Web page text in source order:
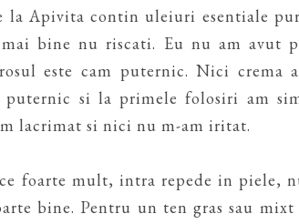
la Apivita contin uleiuri esentiale
mai bine nu riscati. Eu nu am avut
este cam puternic. Nici crema
puternic si la primele folosiri am
lacrimat si nici nu m-am iritat.
foarte mult, intra repede in piele,
bine. Pentru un ten gras sau